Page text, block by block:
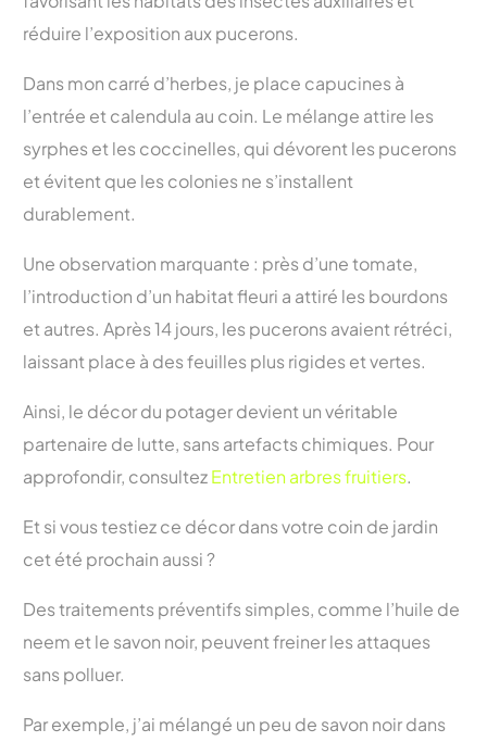
réduire l’exposition aux pucerons.
Dans mon carré d’herbes, je place capucines à
l’entrée et calendula au coin. Le mélange attire les
syrphes et les coccinelles, qui dévorent les pucerons
et évitent que les colonies ne s’installent
durablement.
Une observation marquante : près d’une tomate,
l’introduction d’un habitat fleuri a attiré les bourdons
et autres. Après 14 jours, les pucerons avaient rétréci,
laissant place à des feuilles plus rigides et vertes.
Ainsi, le décor du potager devient un véritable
partenaire de lutte, sans artefacts chimiques. Pour
approfondir, consultezEntretien arbres fruitiers.
Et si vous testiez ce décor dans votre coin de jardin
cet été prochain aussi ?
Des traitements préventifs simples, comme l’huile de
neem et le savon noir, peuvent freiner les attaques
sans polluer.
Par exemple, j’ai mélangé un peu de savon noir dans